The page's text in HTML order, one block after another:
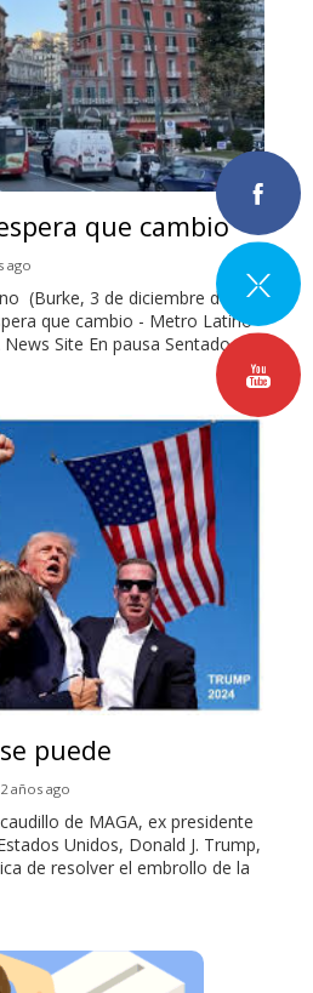
que cambio
ago
(Burke, 3 de diciembre de
que cambio - Metro Latino
Site En pausa Sentado en
puede
2 años ago
de MAGA, ex presidente
Unidos, Donald J. Trump,
de resolver el embrollo de la